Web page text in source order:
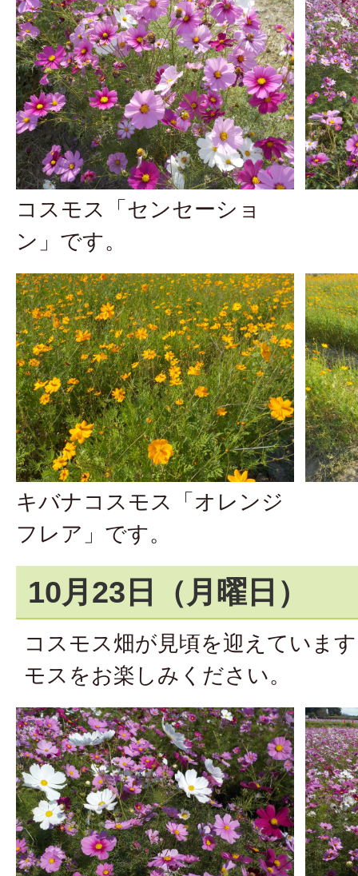
コスモス「センセーショ
ン」です。
キバナコスモス「オレンジ
フレア」です。
10月23日（月曜日）
コスモス畑が見頃を迎えていま
モスをお楽しみください。